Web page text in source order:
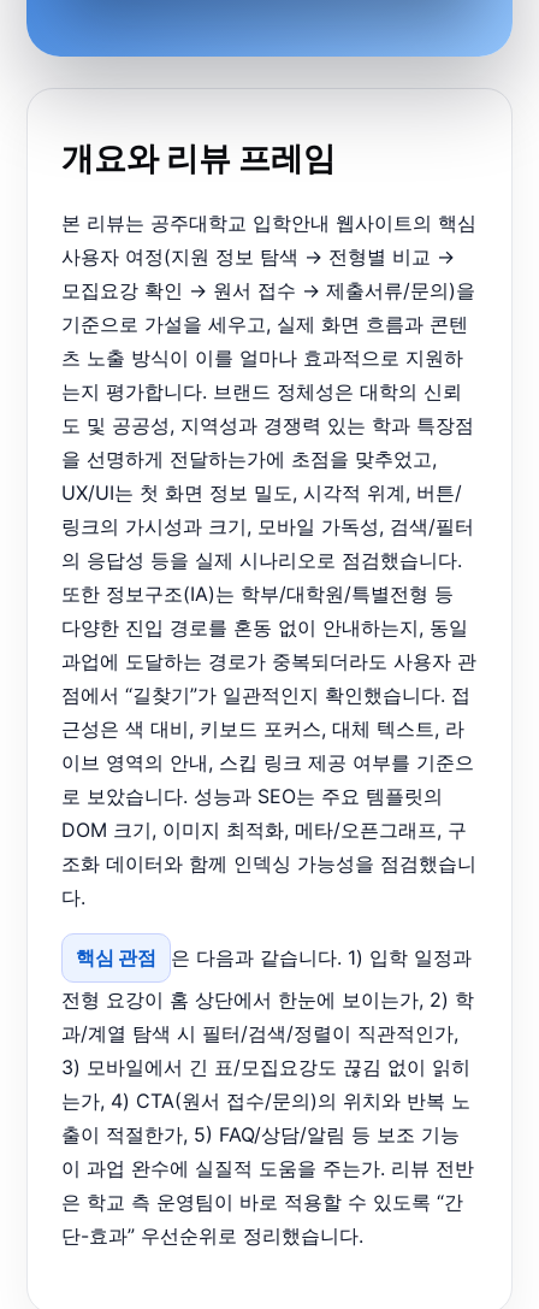
개요와 리뷰 프레임
본 리뷰는 공주대학교 입학안내 웹사이트의 핵심
사용자 여정(지원 정보 탐색 → 전형별 비교 →
모집요강 확인 → 원서 접수 → 제출서류/문의)을
기준으로 가설을 세우고, 실제 화면 흐름과 콘텐
츠 노출 방식이 이를 얼마나 효과적으로 지원하
는지 평가합니다. 브랜드 정체성은 대학의 신뢰
도 및 공공성, 지역성과 경쟁력 있는 학과 특장점
을 선명하게 전달하는가에 초점을 맞추었고,
UX/UI는 첫 화면 정보 밀도, 시각적 위계, 버튼/
링크의 가시성과 크기, 모바일 가독성, 검색/필터
의 응답성 등을 실제 시나리오로 점검했습니다.
또한 정보구조(IA)는 학부/대학원/특별전형 등
다양한 진입 경로를 혼동 없이 안내하는지, 동일
과업에 도달하는 경로가 중복되더라도 사용자 관
점에서 “길찾기”가 일관적인지 확인했습니다. 접
근성은 색 대비, 키보드 포커스, 대체 텍스트, 라
이브 영역의 안내, 스킵 링크 제공 여부를 기준으
로 보았습니다. 성능과 SEO는 주요 템플릿의
DOM 크기, 이미지 최적화, 메타/오픈그래프, 구
조화 데이터와 함께 인덱싱 가능성을 점검했습니
다.
핵심 관점
은 다음과 같습니다. 1) 입학 일정과
전형 요강이 홈 상단에서 한눈에 보이는가, 2) 학
과/계열 탐색 시 필터/검색/정렬이 직관적인가,
3) 모바일에서 긴 표/모집요강도 끊김 없이 읽히
는가, 4) CTA(원서 접수/문의)의 위치와 반복 노
출이 적절한가, 5) FAQ/상담/알림 등 보조 기능
이 과업 완수에 실질적 도움을 주는가. 리뷰 전반
은 학교 측 운영팀이 바로 적용할 수 있도록 “간
단-효과” 우선순위로 정리했습니다.